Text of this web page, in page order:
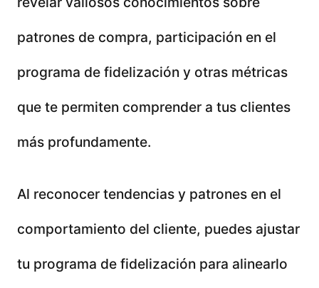
patrones de compra, participación en el
programa de fidelización y otras métricas
que te permiten comprender a tus clientes
más profundamente.
Al reconocer tendencias y patrones en el
comportamiento del cliente, puedes ajustar
tu programa de fidelización para alinearlo